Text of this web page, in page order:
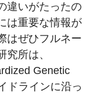
違いがたったの
は重要な情報が
はぜひフルネー
所は、
Genetic
ドラインに沿っ